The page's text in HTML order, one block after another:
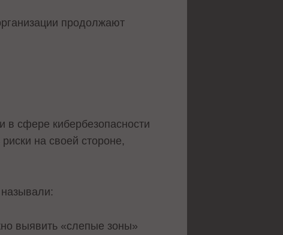
продолжают
в сфере кибербезопасности
на своей стороне,
выявить «слепые зоны»